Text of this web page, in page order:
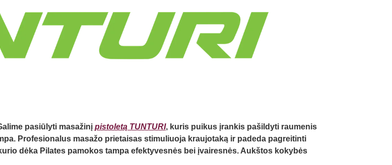
pasiūlyti masažinį pistoletą TUNTURI, kuris puikus įrankis pašildyti raumenis
Profesionalus masažo prietaisas stimuliuoja kraujotaką ir padeda pagreitinti
dėka Pilates pamokos tampa efektyvesnės bei įvairesnės. Aukštos kokybės